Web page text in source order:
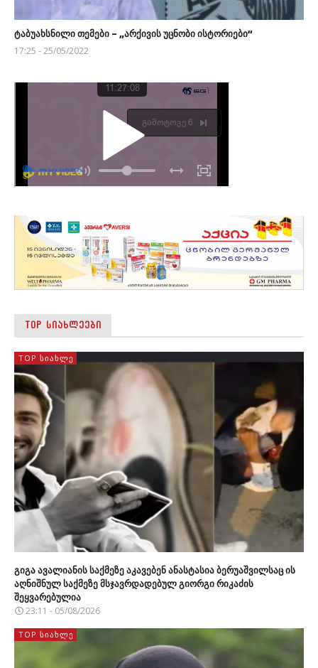
ტაბუახსნილი თემები – „არქივის უცნობი ისტორიები“
17:25 - 25/05/2022
TOP ᲡᲘᲐᲮᲚᲔᲔᲑᲘ
TOP ᲡᲘᲐᲮᲚᲔ
გიგა ავალიანის საქმეზე აკავებენ ანასტასია ბერუაშვილსაც ის
აღნიშნულ საქმეზე მსჯავრდადებულ გიორგი რიკაძის
შეყვარებულია
23:11 - 05/08/2026
TOP ᲡᲘᲐᲮᲚᲔ